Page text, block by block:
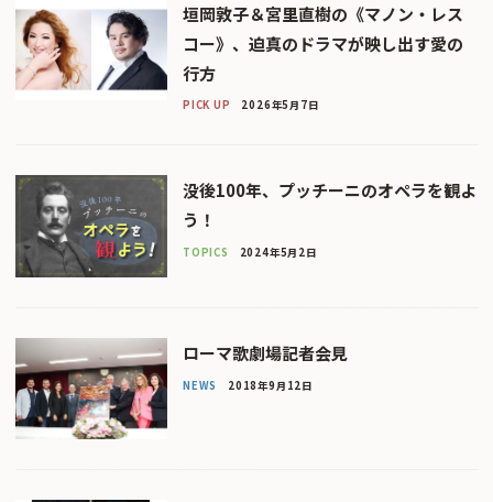
垣岡敦子＆宮里直樹の《マノン・レス
コー》、迫真のドラマが映し出す愛の
行方
PICK UP 2026年5月7日
没後100年、プッチーニのオペラを観よ
う！
TOPICS 2024年5月2日
ローマ歌劇場記者会見
NEWS 2018年9月12日